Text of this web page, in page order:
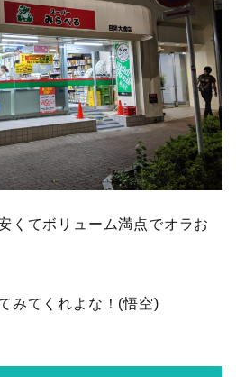
くてボリューム満点でオラお
みてくれよな！(悟空)